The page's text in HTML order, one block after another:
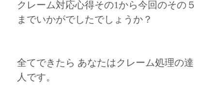
クレーム対応心得その1から今回のその５
までいかがでしたでしょうか？
全てできたら あなたはクレーム処理の達
人です。